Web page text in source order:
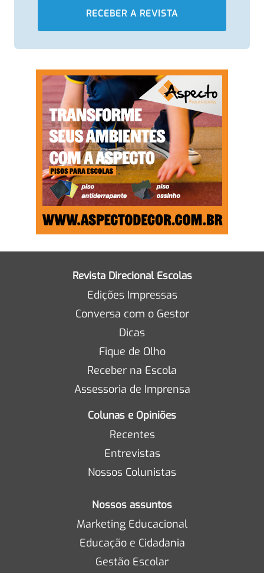
Revista Direcional Escolas
Edições Impressas
Conversa com o Gestor
Dicas
Fique de Olho
Receber na Escola
Assessoria de Imprensa
Colunas e Opiniões
Recentes
Entrevistas
Nossos Colunistas
Nossos assuntos
Marketing Educacional
Educação e Cidadania
Gestão Escolar